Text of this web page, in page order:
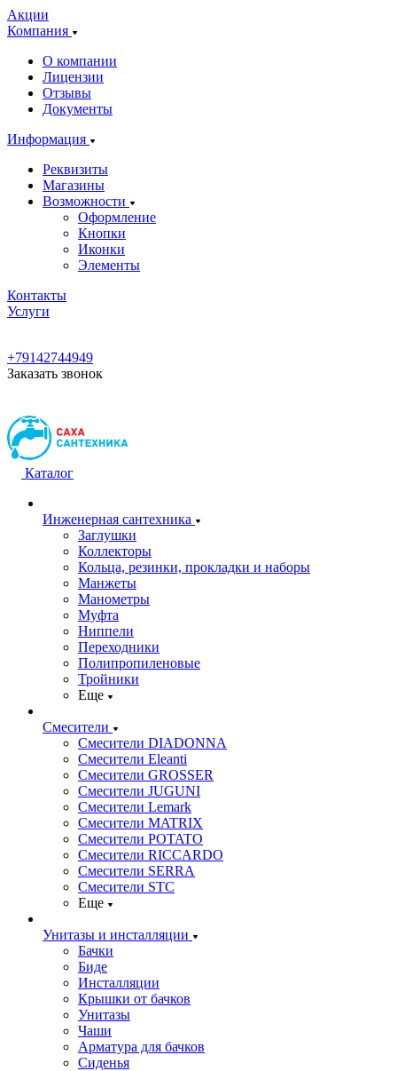
Акции
Компания
О компании
Лицензии
Отзывы
Документы
Информация
Реквизиты
Магазины
Возможности
Оформление
Кнопки
Иконки
Элементы
Контакты
Услуги
+79142744949
Заказать звонок
Каталог
Инженерная сантехника
Заглушки
Коллекторы
Кольца, резинки, прокладки и наборы
Манжеты
Манометры
Муфта
Ниппели
Переходники
Полипропиленовые
Тройники
Еще
Смесители
Смесители DIADONNA
Смесители Eleanti
Смесители GROSSER
Смесители JUGUNI
Смесители Lemark
Смесители MATRIX
Смесители POTATO
Смесители RICCARDO
Смесители SERRA
Смесители STC
Еще
Унитазы и инсталляции
Бачки
Биде
Инсталляции
Крышки от бачков
Унитазы
Чаши
Арматура для бачков
Сиденья